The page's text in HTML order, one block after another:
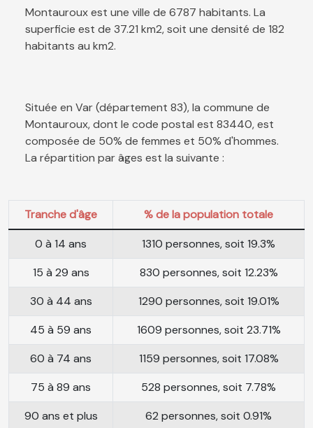
Montauroux est une ville de 6787 habitants. La
superficie est de 37.21 km2, soit une densité de 182
habitants au km2.
Située en Var (département 83), la commune de
Montauroux, dont le code postal est 83440, est
composée de 50% de femmes et 50% d'hommes.
La répartition par âges est la suivante :
Tranche d'âge
% de la population totale
0 à 14 ans
1310 personnes, soit 19.3%
15 à 29 ans
830 personnes, soit 12.23%
30 à 44 ans
1290 personnes, soit 19.01%
45 à 59 ans
1609 personnes, soit 23.71%
60 à 74 ans
1159 personnes, soit 17.08%
75 à 89 ans
528 personnes, soit 7.78%
90 ans et plus
62 personnes, soit 0.91%